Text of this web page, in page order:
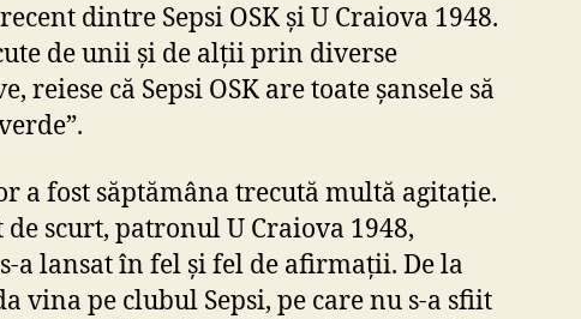
dintre Sepsi OSK și U Craiova 1948.
de unii și de alții prin diverse
reiese că Sepsi OSK are toate șansele să
a fost săptămâna trecută multă agitație.
scurt, patronul U Craiova 1948,
a lansat în fel și fel de afirmații. De la
vina pe clubul Sepsi, pe care nu s-a sfiit